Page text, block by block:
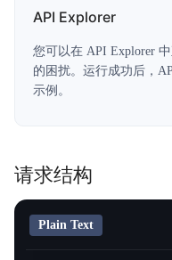
功能发布记录
产品描述
典型实践
API参考
API Explorer
您可以在 API Explorer
的困扰。运行成功后，
示例。
请求结构
Plain Text